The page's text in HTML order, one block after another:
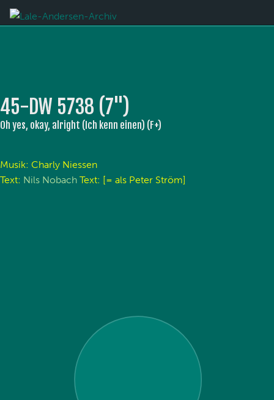
45-DW 5738 (7'')
Oh yes, okay, alright (Ich kenn einen) (F+)
Musik: Charly Niessen
Text: Nils Nobach Text: [= als Peter Ström]